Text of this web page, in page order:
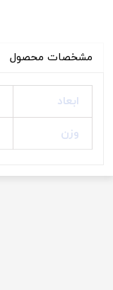
مشخصات محصول
ابعاد
وزن